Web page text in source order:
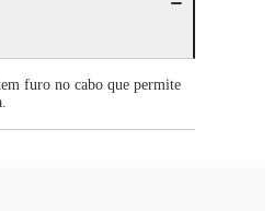
furo no cabo que permite